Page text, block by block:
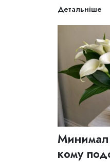
Детальніше
кому